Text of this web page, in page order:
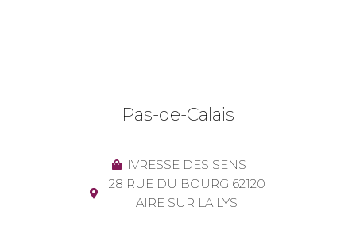
Pas-de-Calais
IVRESSE DES SENS
28 RUE DU BOURG 62120
AIRE SUR LA LYS